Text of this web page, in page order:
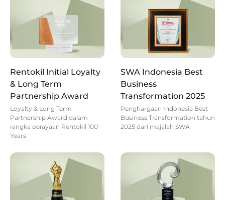
Rentokil Initial Loyalty
& Long Term
Partnership Award
Loyalty & Long Term
Partnership Award dalam
rangka perayaan Rentokil 100
Years
SWA Indonesia Best
Business
Transformation 2025
Penghargaan Indonesia Best
Business Transformation tahun
2025 dari majalah SWA